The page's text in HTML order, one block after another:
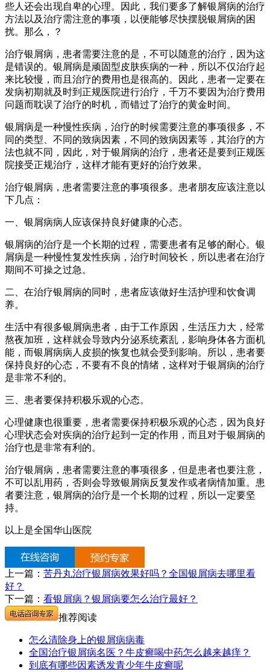
些人还会出现自卑的心理。因此，我们要多了解银屑病的治疗
方法以及治疗需注意的事项，以便能够尽快摆脱银屑病的困
扰。那么，？
治疗银屑病，患者需要注意的是，不可以随意的治疗，因为这
是错误的。银屑病是顽固型皮肤疾病的一种，所以不仅治疗起
来比较慢，而且治疗的费用也是很高的。因此，患者一定要在
发病初期就及时到正规医院进行治疗，千万不要因为治疗费用
问题而耽误了治疗的时机，而错过了治疗的黄金时间。
银屑病是一种慢性疾病，治疗的时候需要注意的事项很多，不
同的类型、不同的致病因素，不同的致病因素等，其治疗的方
法也就不同，因此，对于银屑病的治疗，患者还是要到正规医
院接受正规治疗，这样才能有更好的治疗效果。
治疗银屑病，患者需要注意的事项很多。患者朋友应该注意以
下几点：
一、银屑病病人应该保持良好健康的心态。
银屑病的治疗是一个长期的过程，需要患者有足够的耐心。银
屑病是一种慢性复发性疾病，治疗时间较长，所以患者在治疗
期间不可操之过急。
二、在治疗银屑病的同时，患者应该做好生活护理和饮食调
养。
生活中有很多银屑病患者，由于工作原因，生活压力大，经常
熬夜加班，这样就会导致内分泌系统紊乱，影响身体各方面机
能，而银屑病病人皮损的恢复也就会受到影响。所以，患者要
保持良好的心态，不要有不良的情绪，这样对于银屑病的治疗
是非常不利的。
三、患者要保持积极乐观的心态。
心理健康也很重要，患者需要保持积极乐观的心态，因为良好
心理状态会对疾病的治疗起到一定的作用，而且对于银屑病的
治疗也是非常有利的。
治疗银屑病，患者需要注意的事项很多，但是患者也要注意，
不可以乱用药，否则会导致银屑病反复发作或者病情加重。患
者要注意，银屑病的治疗是一个长期的过程，所以一定要坚
持。
以上是全国华山医院
上一篇： 苦丹丸治疗银屑病效果好吗？全国银屑病去哪里看
好？
下一篇： 看银屑病？银屑病要怎么治疗最好？
推荐阅读
怎么清除身上的银屑病病毒
全国治疗银屑病名医？牛皮癣喝中药怎么越来越痒？
到底有哪些因素诱发青少年牛皮癣呢